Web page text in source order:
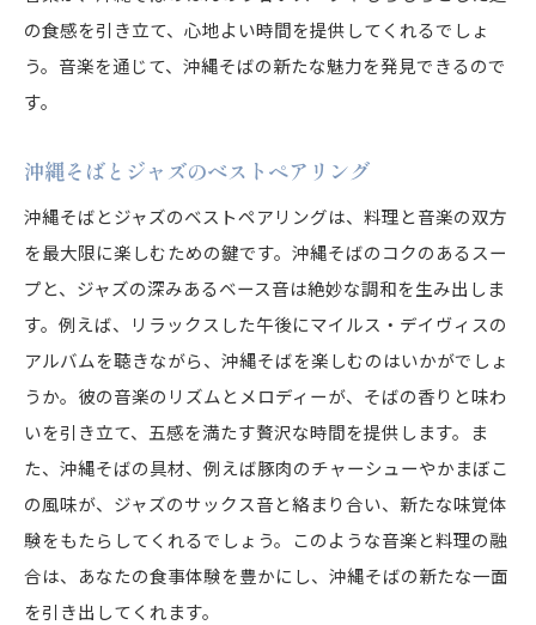
の食感を引き立て、心地よい時間を提供してくれるでしょ
う。音楽を通じて、沖縄そばの新たな魅力を発見できるので
す。
沖縄そばとジャズのベストペアリング
沖縄そばとジャズのベストペアリングは、料理と音楽の双方
を最大限に楽しむための鍵です。沖縄そばのコクのあるスー
プと、ジャズの深みあるベース音は絶妙な調和を生み出しま
す。例えば、リラックスした午後にマイルス・デイヴィスの
アルバムを聴きながら、沖縄そばを楽しむのはいかがでしょ
うか。彼の音楽のリズムとメロディーが、そばの香りと味わ
いを引き立て、五感を満たす贅沢な時間を提供します。ま
た、沖縄そばの具材、例えば豚肉のチャーシューやかまぼこ
の風味が、ジャズのサックス音と絡まり合い、新たな味覚体
験をもたらしてくれるでしょう。このような音楽と料理の融
合は、あなたの食事体験を豊かにし、沖縄そばの新たな一面
を引き出してくれます。